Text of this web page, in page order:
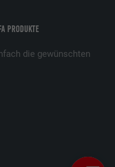
PRODUKTE
die gewünschten
zu